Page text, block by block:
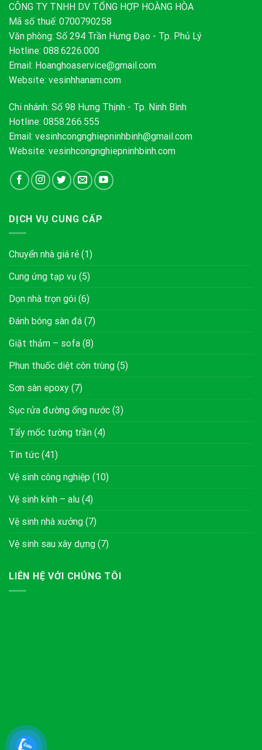
CÔNG TY TNHH DV TỔNG HỢP HOÀNG HÒA
Mã số thuế: 0700790258
Văn phòng: Số 294 Trần Hưng Đạo - Tp. Phủ Lý
Hotline: 088.6226.000
Email: Hoanghoaservice@gmail.com
Website: vesinhhanam.com
Chi nhánh: Số 98 Hưng Thịnh - Tp. Ninh Bình
Hotline: 0858.266.555
Email: vesinhcongnghiepninhbinh@gmail.com
Website: vesinhcongnghiepninhbinh.com
DỊCH VỤ CUNG CẤP
Chuyển nhà giá rẻ (1)
Cung ứng tạp vụ (5)
Dọn nhà trọn gói (6)
Đánh bóng sàn đá (7)
Giặt thảm – sofa (8)
Phun thuốc diệt côn trùng (5)
Sơn sàn epoxy (7)
Sục rửa đường ống nước (3)
Tẩy mốc tường trần (4)
Tin tức (41)
Vệ sinh công nghiệp (10)
Vệ sinh kính – alu (4)
Vệ sinh nhà xưởng (7)
Vệ sinh sau xây dựng (7)
LIÊN HỆ VỚI CHÚNG TÔI